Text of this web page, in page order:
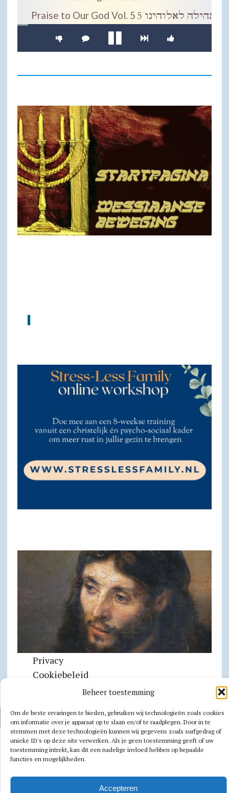
Beheer toestemming
Om de beste ervaringen te bieden, gebruiken wij technologieën zoals cookies
om informatie over je apparaat op te slaan en/of te raadplegen. Door in te
stemmen met deze technologieën kunnen wij gegevens zoals surfgedrag of
unieke ID's op deze site verwerken. Als je geen toestemming geeft of uw
toestemming intrekt, kan dit een nadelige invloed hebben op bepaalde
functies en mogelijkheden.
Accepteren
Privacy
Cookiebeleid
AUTEURSRECHT 2026|MH NEWSDESK LITE DOORMH THEMES